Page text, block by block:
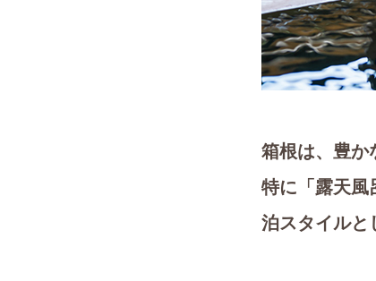
箱根は、豊か
特に「露天風
泊スタイルと